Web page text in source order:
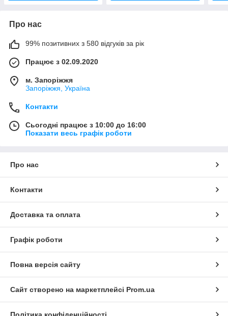
Про нас
99% позитивних з 580 відгуків за рік
Працює з 02.09.2020
м. Запоріжжя
Запоріжжя, Україна
Контакти
Сьогодні працює з 10:00 до 16:00
Показати весь графік роботи
Про нас
Контакти
Доставка та оплата
Графік роботи
Повна версія сайту
Сайт створено на маркетплейсі Prom.ua